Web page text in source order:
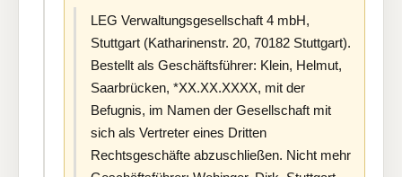
LEG Verwaltungsgesellschaft 4 mbH,
Stuttgart (Katharinenstr. 20, 70182 Stuttgart).
Bestellt als Geschäftsführer: Klein, Helmut,
Saarbrücken, *XX.XX.XXXX, mit der
Befugnis, im Namen der Gesellschaft mit
sich als Vertreter eines Dritten
Rechtsgeschäfte abzuschließen. Nicht mehr